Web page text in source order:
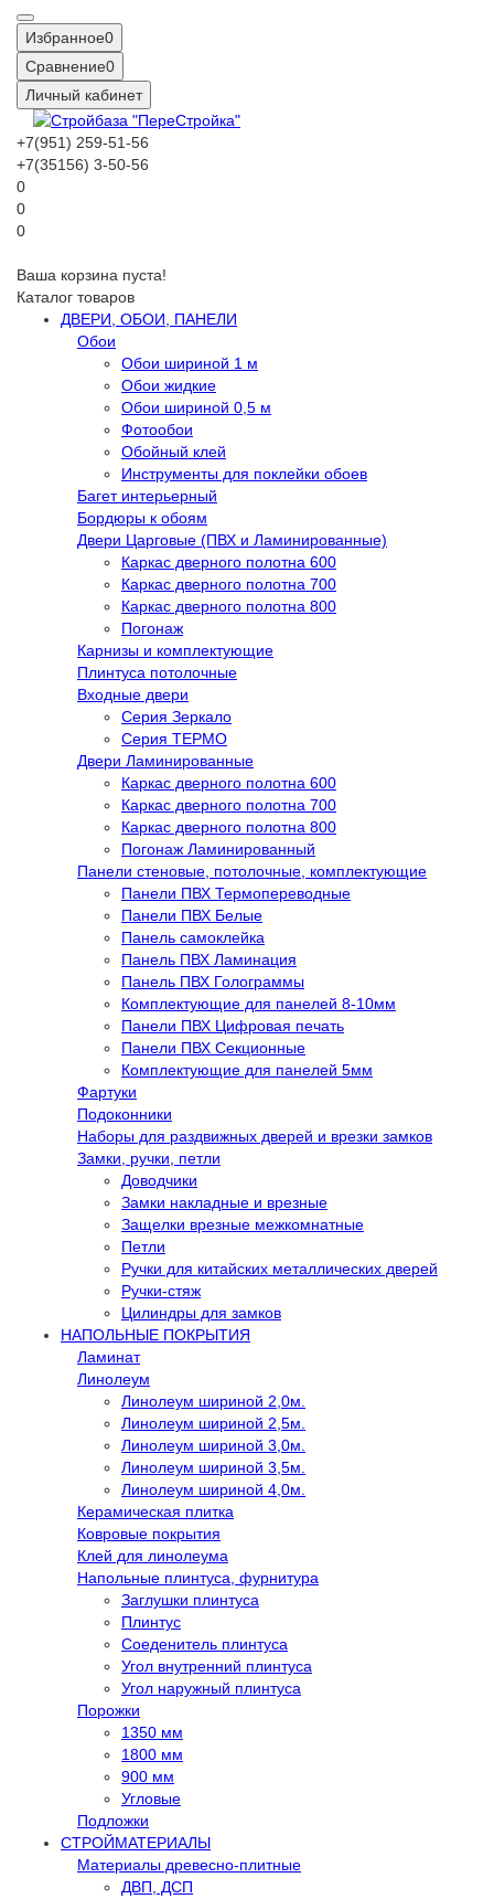
Избранное0
Сравнение0
Личный кабинет
+7(951) 259-51-56
+7(35156) 3-50-56
0
0
0
Ваша корзина пуста!
Каталог товаров
ДВЕРИ, ОБОИ, ПАНЕЛИ
Обои
Обои шириной 1 м
Обои жидкие
Обои шириной 0,5 м
Фотообои
Обойный клей
Инструменты для поклейки обоев
Багет интерьерный
Бордюры к обоям
Двери Царговые (ПВХ и Ламинированные)
Каркас дверного полотна 600
Каркас дверного полотна 700
Каркас дверного полотна 800
Погонаж
Карнизы и комплектующие
Плинтуса потолочные
Входные двери
Серия Зеркало
Серия ТЕРМО
Двери Ламинированные
Каркас дверного полотна 600
Каркас дверного полотна 700
Каркас дверного полотна 800
Погонаж Ламинированный
Панели стеновые, потолочные, комплектующие
Панели ПВХ Термопереводные
Панели ПВХ Белые
Панель самоклейка
Панель ПВХ Ламинация
Панель ПВХ Голограммы
Комплектующие для панелей 8-10мм
Панели ПВХ Цифровая печать
Панели ПВХ Секционные
Комплектующие для панелей 5мм
Фартуки
Подоконники
Наборы для раздвижных дверей и врезки замков
Замки, ручки, петли
Доводчики
Замки накладные и врезные
Защелки врезные межкомнатные
Петли
Ручки для китайских металлических дверей
Ручки-стяж
Цилиндры для замков
НАПОЛЬНЫЕ ПОКРЫТИЯ
Ламинат
Линолеум
Линолеум шириной 2,0м.
Линолеум шириной 2,5м.
Линолеум шириной 3,0м.
Линолеум шириной 3,5м.
Линолеум шириной 4,0м.
Керамическая плитка
Ковровые покрытия
Клей для линолеума
Напольные плинтуса, фурнитура
Заглушки плинтуса
Плинтус
Соеденитель плинтуса
Угол внутренний плинтуса
Угол наружный плинтуса
Порожки
1350 мм
1800 мм
900 мм
Угловые
Подложки
СТРОЙМАТЕРИАЛЫ
Материалы древесно-плитные
ДВП, ДСП